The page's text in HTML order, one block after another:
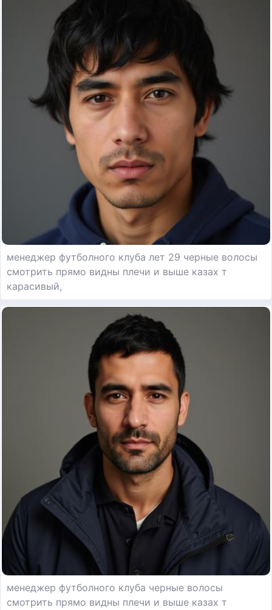
менеджер футболного клуба лет 29 черные волосы
смотрить прямо видны плечи и выше казах т
карасивый,
менеджер футболного клуба черные волосы
смотрить прямо видны плечи и выше казах т